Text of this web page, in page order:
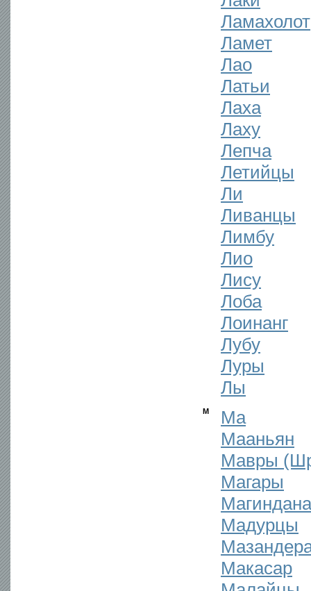
Ламахолот
Ламет
Лао
Латьи
Лаха
Лаху
Лепча
Летийцы
Ли
Ливанцы
Лимбу
Лио
Лису
Лоба
Лоинанг
Лубу
Луры
Лы
М
Ма
Мааньян
Мавры
Магары
Мадурцы
Макасар